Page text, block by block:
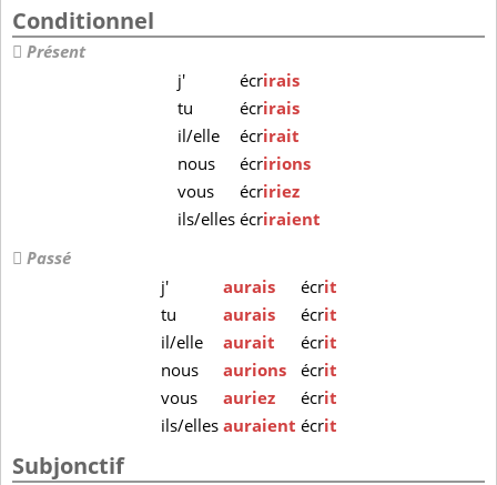
Conditionnel
Présent
j'
écrirais
tu
écrirais
il/elle
écrirait
nous
écririons
vous
écririez
ils/elles écriraient
Passé
j'
aurais écrit
tu
aurais écrit
il/elle
aurait écrit
nous
aurions écrit
vous
auriez écrit
ils/elles auraient écrit
Subjonctif